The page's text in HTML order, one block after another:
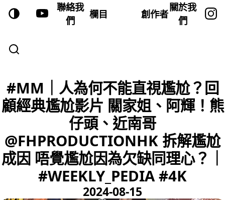
聯絡我
們
欄目 創作者
關於我
們
#MM｜人為何不能直視尷尬？回
顧經典尷尬影片 關家姐、阿輝！熊
仔頭、近南哥
@FHPRODUCTIONHK 拆解尷尬
成因 唔覺尷尬因為欠缺同理心？｜
#WEEKLY_PEDIA #4K
2024-08-15